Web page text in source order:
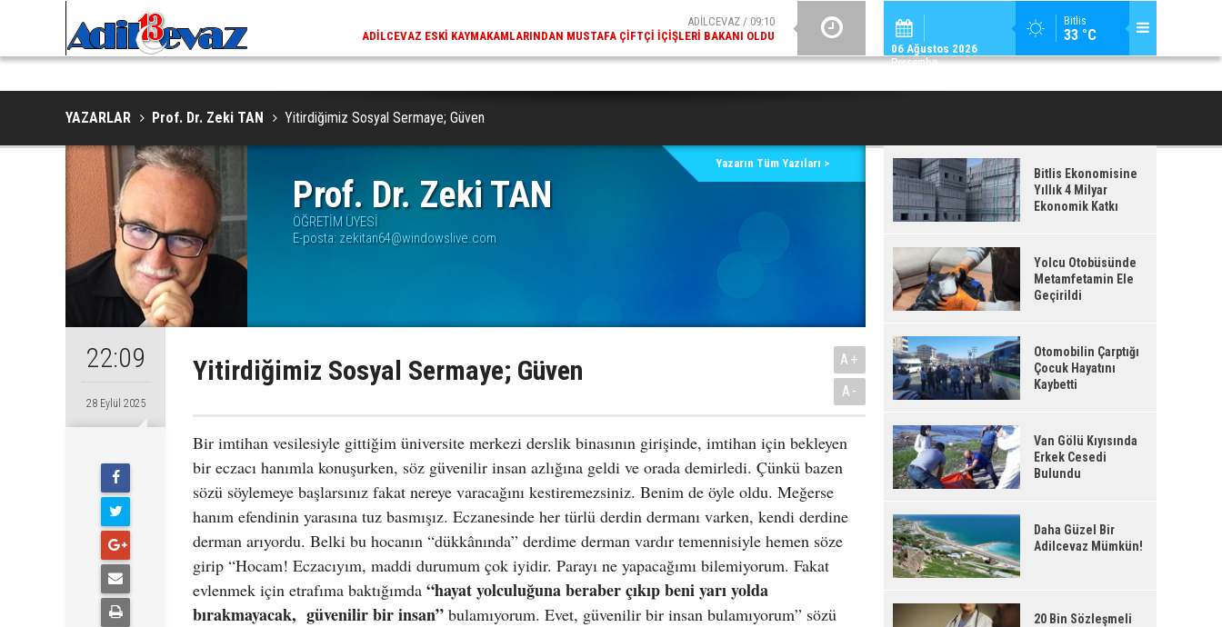
Bitlis
33 °C
06 Ağustos 2026
Perşembe
NESLI TEHLIKE ALTINDAKI VAŞAK GÖRÜNTÜLENDI
ADİLCEVAZ / 09:10
ADILCEVAZ ESKI KAYMAKAMLARINDAN MUSTAFA ÇIFTÇI İÇIŞLERI BAKANI OLDU
ADİLCEVAZ /
ADILCEVAZ'DA KUDUZ VAKASI TESPIT EDILEN KÖY, KARANTINAYA
YAZARLAR Prof. Dr. Zeki TAN Yitirdiğimiz Sosyal Sermaye; Güven
Prof. Dr. Zeki TAN
ÖĞRETİM ÜYESİ
E-posta: zekitan64@windowslive.com
Yazarın Tüm Yazıları >
22:09
28 Eylül 2025
Yitirdiğimiz Sosyal Sermaye; Güven
A+
A-
Bir imtihan vesilesiyle gittiğim üniversite merkezi derslik binasının girişinde, imtihan için bekleyen
bir eczacı hanımla konuşurken, söz güvenilir insan azlığına geldi ve orada demirledi. Çünkü bazen
sözü söylemeye başlarsınız fakat nereye varacağını kestiremezsiniz. Benim de öyle oldu. Meğerse
hanım efendinin yarasına tuz basmışız. Eczanesinde her türlü derdin dermanı varken, kendi derdine
derman arıyordu. Belki bu hocanın “dükkânında” derdime derman vardır temennisiyle hemen söze
girip “Hocam! Eczacıyım, maddi durumum çok iyidir. Parayı ne yapacağımı bilemiyorum. Fakat
evlenmek için etrafıma baktığımda “hayat yolculuğuna beraber çıkıp beni yarı yolda
bırakmayacak, güvenilir bir insan” bulamıyorum. Evet, güvenilir bir insan bulamıyorum” sözü
Bitlis Ekonomisine
Yıllık 4 Milyar
Ekonomik Katkı
Yolcu Otobüsünde
Metamfetamin Ele
Geçirildi
Otomobilin Çarptığı
Çocuk Hayatını
Kaybetti
Van Gölü Kıyısında
Erkek Cesedi
Bulundu
Daha Güzel Bir
Adilcevaz Mümkün!
20 Bin Sözleşmeli